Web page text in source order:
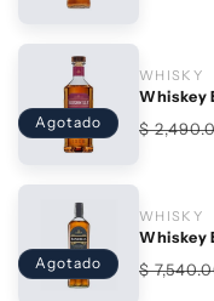
Agotado
WHISKY
Whiskey
Precio
$
Agotado
WHISKY
Whiskey
Precio
$